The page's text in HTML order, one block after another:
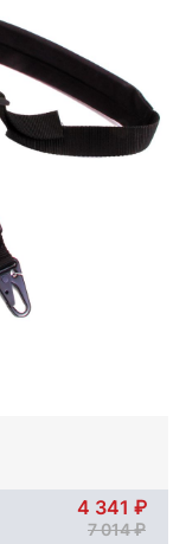
4 341
7 014